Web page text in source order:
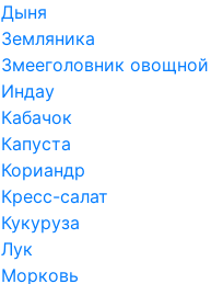
Дыня
Земляника
Змееголовник овощной
Индау
Кабачок
Капуста
Кориандр
Кресс-салат
Кукуруза
Лук
Морковь